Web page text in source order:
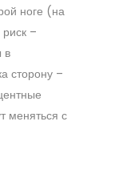
ноге (на
–
в
сторону –
меняться с